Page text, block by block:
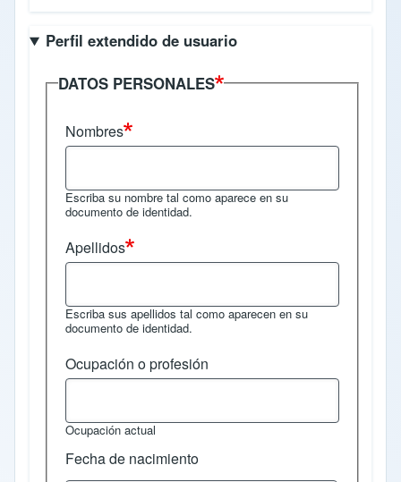
Perfil extendido de usuario
DATOS PERSONALES
Nombres
Escriba su nombre tal como aparece en su
documento de identidad.
Apellidos
Escriba sus apellidos tal como aparecen en su
documento de identidad.
Ocupación o profesión
Ocupación actual
Fecha de nacimiento